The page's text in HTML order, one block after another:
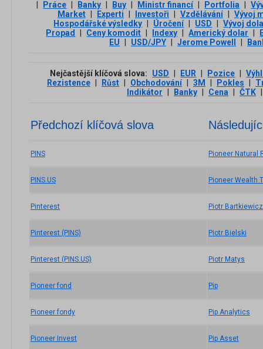
Práce Banky Buy Ministr financí Portfolia
Market
Experti Investoři Vzdělávání
Vývoj
Hospodářské výsledky
Úročení USD
Vývoj
Propad
Ceny komodit Indexy Americký dolar
EU
USD/JPY Jerome Powell
Nejčastější klíčová slova: USD EUR Pozice
Rezistence
Růst Obchodování 3М Pokles
Indikátor
Banky Cena ČTK
Předchozí klíčová slova
PINS
PINS.US
Pinterest
Pinterest (PINS)
Pinterest (PINS.US)
Pioneer fond
Pioneer fondy
Pioneer Invest
Pioneer Natural
Pioneer Wealth
Piotr Bartkiewicz
Piotr Bielski
Piotr Matys
Pip
Pip Analytics
Pip Asset